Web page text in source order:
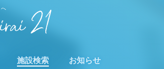
施設検索 お知らせ